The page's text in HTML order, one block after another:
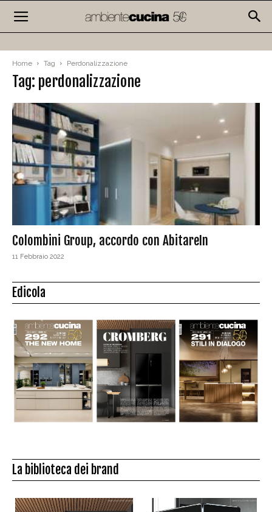
Home Tag Perdonalizzazione
Tag: perdonalizzazione
Colombini Group, accordo con AbitareIn
11 Febbraio 2022
Edicola
La biblioteca dei brand